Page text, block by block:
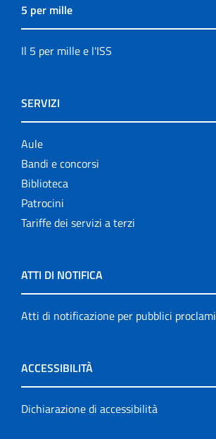
5 per mille
Il 5 per mille e l'ISS
SERVIZI
Aule
Bandi e concorsi
Biblioteca
Patrocini
Tariffe dei servizi a terzi
ATTI DI NOTIFICA
Atti di notificazione per pubblici proclami
ACCESSIBILITÀ
Dichiarazione di accessibilità